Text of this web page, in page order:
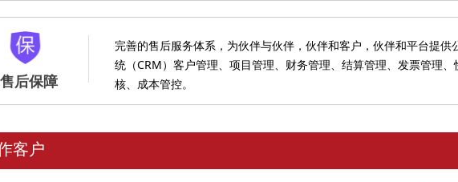
客户
售后保障
完善的售后服务体系，为伙伴与伙伴，伙伴和客户，伙伴和平台提
统（CRM）客户管理、项目管理、财务管理、结算管理、发票管理
核、成本管控。